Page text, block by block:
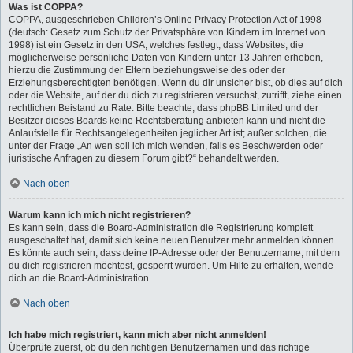
Was ist COPPA?
COPPA, ausgeschrieben Children’s Online Privacy Protection Act of 1998
(deutsch: Gesetz zum Schutz der Privatsphäre von Kindern im Internet von
1998) ist ein Gesetz in den USA, welches festlegt, dass Websites, die
möglicherweise persönliche Daten von Kindern unter 13 Jahren erheben,
hierzu die Zustimmung der Eltern beziehungsweise des oder der
Erziehungsberechtigten benötigen. Wenn du dir unsicher bist, ob dies auf dich
oder die Website, auf der du dich zu registrieren versuchst, zutrifft, ziehe einen
rechtlichen Beistand zu Rate. Bitte beachte, dass phpBB Limited und der
Besitzer dieses Boards keine Rechtsberatung anbieten kann und nicht die
Anlaufstelle für Rechtsangelegenheiten jeglicher Art ist; außer solchen, die
unter der Frage „An wen soll ich mich wenden, falls es Beschwerden oder
juristische Anfragen zu diesem Forum gibt?“ behandelt werden.
Nach oben
Warum kann ich mich nicht registrieren?
Es kann sein, dass die Board-Administration die Registrierung komplett
ausgeschaltet hat, damit sich keine neuen Benutzer mehr anmelden können.
Es könnte auch sein, dass deine IP-Adresse oder der Benutzername, mit dem
du dich registrieren möchtest, gesperrt wurden. Um Hilfe zu erhalten, wende
dich an die Board-Administration.
Nach oben
Ich habe mich registriert, kann mich aber nicht anmelden!
Überprüfe zuerst, ob du den richtigen Benutzernamen und das richtige